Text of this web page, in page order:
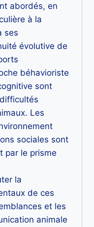
abordés, en
à la
ses
évolutive de
béhavioriste
sont
Les
sociales sont
par le prisme
la
de ces
et les
animale